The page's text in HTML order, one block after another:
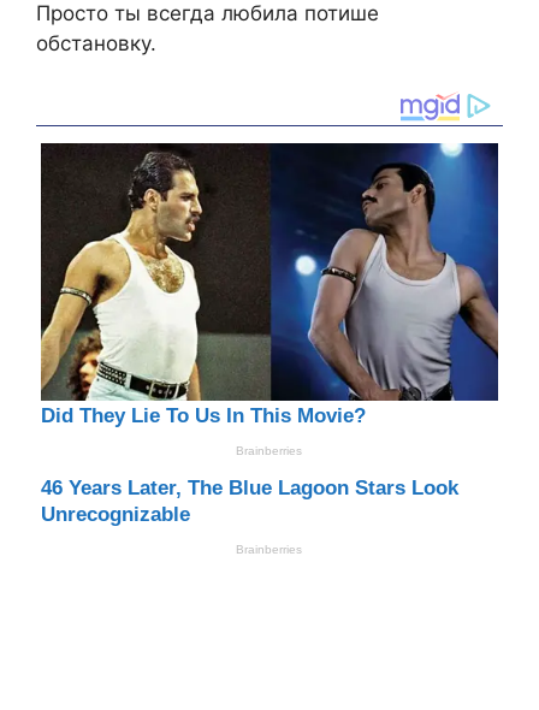
Просто ты всегда любила потише
обстановку.